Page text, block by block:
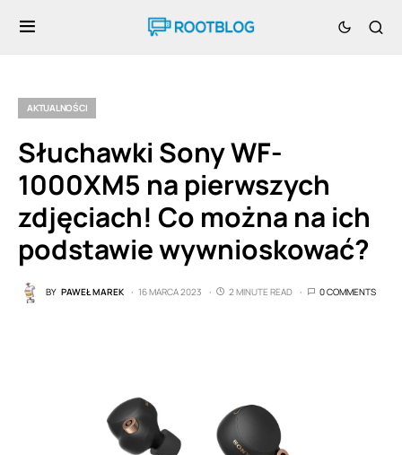
AKTUALNOŚCI
Słuchawki Sony WF-
1000XM5 na pierwszych
zdjęciach! Co można na ich
podstawie wywnioskować?
BY PAWEŁ MAREK 16 MARCA 2023 2 MINUTE READ 0 COMMENTS